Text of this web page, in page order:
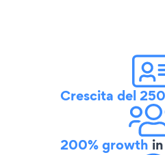
Crescita del
200% growth